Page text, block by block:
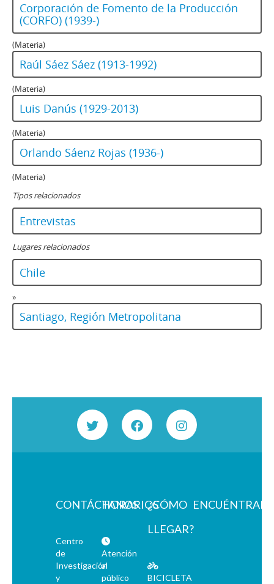
Corporación de Fomento de la Producción
(CORFO) (1939-)
(Materia)
Raúl Sáez Sáez (1913-1992)
(Materia)
Luis Danús (1929-2013)
(Materia)
Orlando Sáenz Rojas (1936-)
(Materia)
Tipos relacionados
Entrevistas
Lugares relacionados
Chile
»
Santiago, Región Metropolitana
CONTÁCTANOS
Centro
de
Investigación
y
HORARIOS
Atención
al
público
¿CÓMO
LLEGAR?
BICICLETA